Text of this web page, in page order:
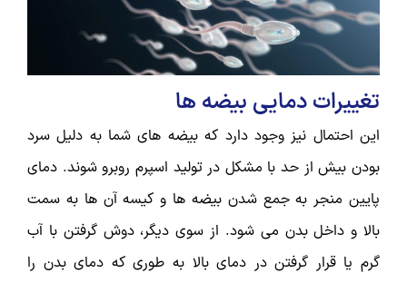
تغییرات دمایی بیضه ها
این احتمال نیز وجود دارد که بیضه های شما به دلیل سرد
بودن بیش از حد با مشکل در تولید اسپرم روبرو شوند. دمای
پایین منجر به جمع شدن بیضه ها و کیسه آن ها به سمت
بالا و داخل بدن می شود. از سوی دیگر، دوش گرفتن با آب
گرم یا قرار گرفتن در دمای بالا به طوری که دمای بدن را